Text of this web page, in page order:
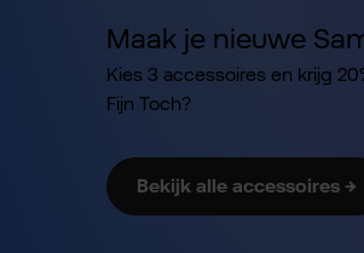
Maak je nieuwe
Kies 3 accessoires en krijg
Fijn Toch?
Bekijk alle accessoires →